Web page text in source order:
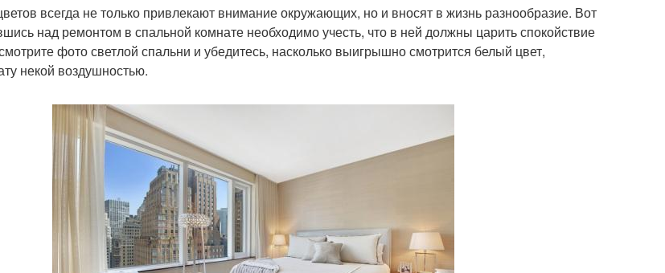
Спальня в пудровых
тонах
Спальня в стиле Светлые тона
кроватью
мебелью
Спальни со светлой
мебелью
Светлая мебель
Обои в спальню
Мебель в
минималистичной
всегда не только привлекают внимание окружающих, но и вносят в жизнь разнообразие. Вот
над ремонтом в спальной комнате необходимо учесть, что в ней должны царить спокойствие
фото светлой спальни и убедитесь, насколько выигрышно смотрится белый цвет,
некой воздушностью.